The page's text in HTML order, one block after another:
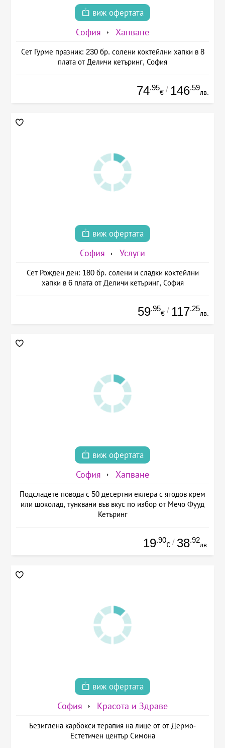
виж офертата
София Хапване
Сет Гурме празник: 230 бр. солени коктейлни хапки в 8
плата от Деличи кетъринг, София
74.95
€ / 146.59
лв.
виж офертата
София Услуги
Сет Рожден ден: 180 бр. солени и сладки коктейлни
хапки в 6 плата от Деличи кетъринг, София
59.95
€ / 117.25
лв.
виж офертата
София Хапване
Подсладете повода с 50 десертни еклера с ягодов крем
или шоколад, тунквани във вкус по избор от Мечо Фууд
Кетъринг
19.90
€ / 38.92
лв.
виж офертата
София Красота и Здраве
Безиглена карбокси терапия на лице от от Дермо-
Естетичен център Симона